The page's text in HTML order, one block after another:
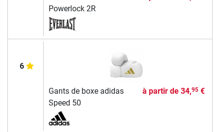
Powerlock 2R
6
Gants de boxe adidas
Speed 50
à partir de 34,95€